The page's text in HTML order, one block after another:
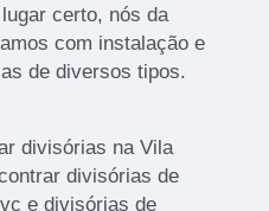
certo, nós da
com instalação e
de diversos tipos.
divisórias na Vila
divisórias de
e divisórias de